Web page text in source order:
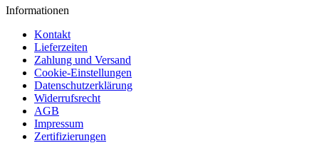
Informationen
Kontakt
Lieferzeiten
Zahlung und Versand
Cookie-Einstellungen
Datenschutzerklärung
Widerrufsrecht
AGB
Impressum
Zertifizierungen